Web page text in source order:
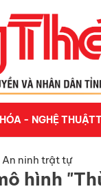
- NGHỆ THUẬT
ninh trật tự
hình